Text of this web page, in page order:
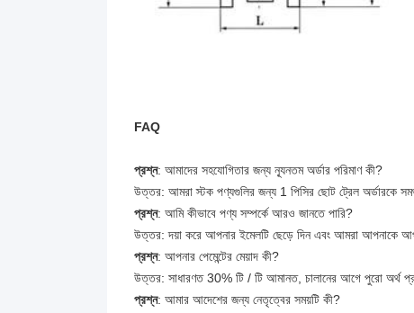
FAQ
প্রশ্ন: আমাদের সহযোগিতার জন্য ন্যূনতম অর্ডার পরিমাণ কী?
উত্তর: আমরা স্টক পণ্যগুলির জন্য 1 পিসির ছোট ট্রেল অর্ডারকে
প্রশ্ন: আমি কীভাবে পণ্য সম্পর্কে আরও জানতে পারি?
উত্তর: দয়া করে আপনার ইমেলটি ছেড়ে দিন এবং আমরা আপনাকে
প্রশ্ন: আপনার পেমেন্টের মেয়াদ কী?
উত্তর: সাধারণত 30% টি / টি আমানত, চালানের আগে পুরো অর্থ
প্রশ্ন: আমার আদেশের জন্য নেতৃত্বের সময়টি কী?